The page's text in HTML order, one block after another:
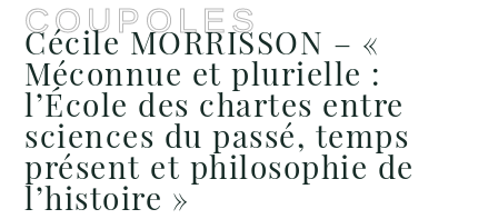
COUPOLES
Cécile MORRISSON – «
Méconnue et plurielle :
l’École des chartes entre
sciences du passé, temps
présent et philosophie de
l’histoire »